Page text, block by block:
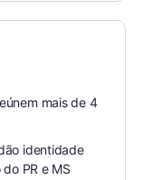
mais de 4
identidade
PR e MS